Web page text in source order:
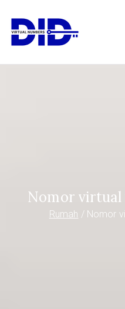
konten
Nomor
Rumah Nomor